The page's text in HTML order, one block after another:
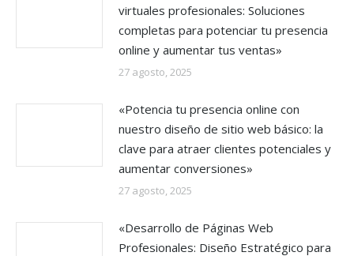
virtuales profesionales: Soluciones
completas para potenciar tu presencia
online y aumentar tus ventas»
27 agosto, 2025
«Potencia tu presencia online con
nuestro diseño de sitio web básico: la
clave para atraer clientes potenciales y
aumentar conversiones»
27 agosto, 2025
«Desarrollo de Páginas Web
Profesionales: Diseño Estratégico para